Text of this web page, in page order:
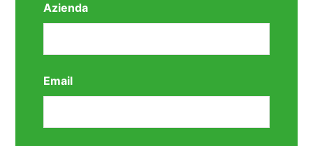
Azienda
Email